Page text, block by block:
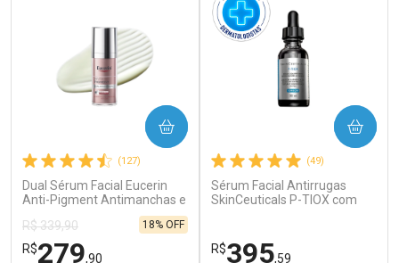
Ativar Desconto
Comprar sem Desconto
Comprar sem Desconto
(127)
Dual Sérum Facial Eucerin
Anti-Pigment Antimanchas e
R$ 339,90
R$279,90
18% OFF
COMPRAR
(49)
Sérum Facial Antirrugas
SkinCeuticals P-TIOX com
R$395,59
COMPRAR